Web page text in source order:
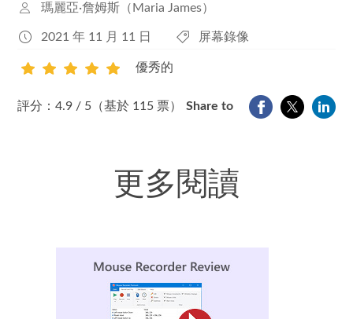
瑪麗亞·詹姆斯（Maria James）
2021 年 11 月 11 日 屏幕錄像
1 2 5
優秀的
評分：4.9 / 5（基於 115 票） Share to
更多閱讀